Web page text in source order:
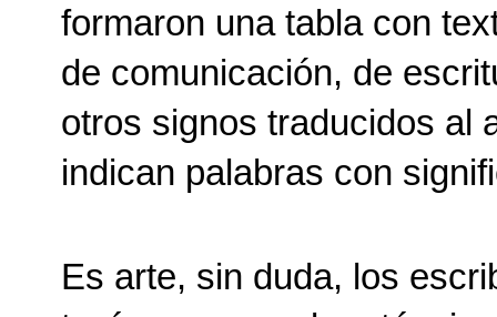
formaron una tabla con
de comunicación, de
otros signos traducidos al
indican palabras con
Es arte, sin duda, los